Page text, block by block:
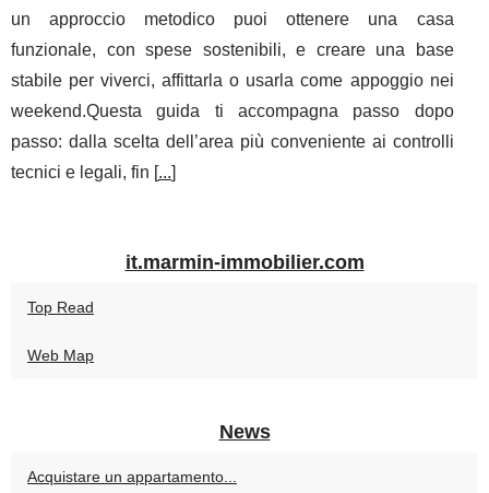
un approccio metodico puoi ottenere una casa
funzionale, con spese sostenibili, e creare una base
stabile per viverci, affittarla o usarla come appoggio nei
weekend.Questa guida ti accompagna passo dopo
passo: dalla scelta dell’area più conveniente ai controlli
tecnici e legali, fin [...]
it.marmin-immobilier.com
Top Read
Web Map
News
Acquistare un appartamento...